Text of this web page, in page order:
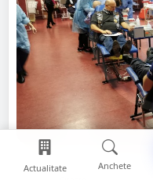
Actualitate Anchete